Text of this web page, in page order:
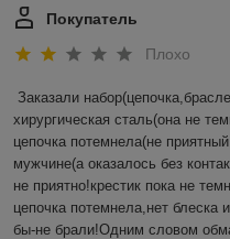
Покупатель
Плохо
Заказали
хирургическая сталь(она не
цепочка потемнела(не
мужчине(а оказалось без
не приятно!крестик пока не
цепочка потемнела,нет блеска
бы-не брали!Одним словом